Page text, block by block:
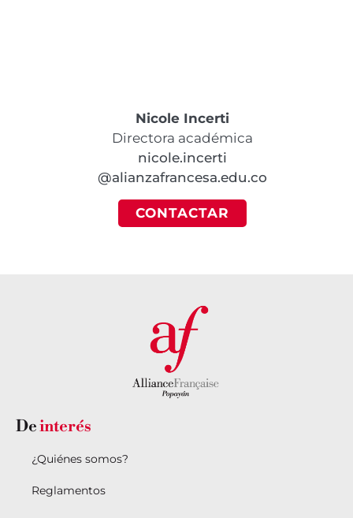
Nicole Incerti
Directora académica
nicole.incerti
@alianzafrancesa.edu.co
CONTACTAR
Deinterés
¿Quiénes somos?
Reglamentos